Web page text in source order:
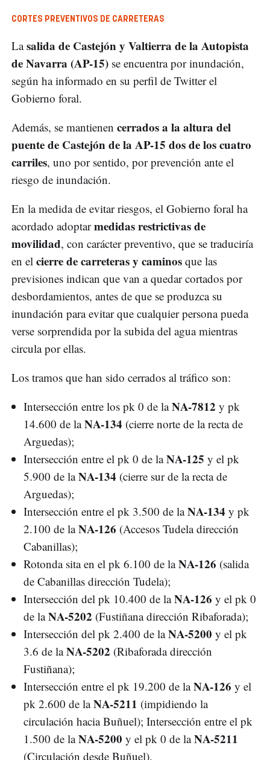
CORTES PREVENTIVOS DE CARRETERAS
Lasalida de Castejón y Valtierra de la Autopista
de Navarra (AP-15) se encuentra por inundación,
según ha informado en su perfil de Twitter el
Gobierno foral.
Además, se mantienen cerradosa la altura del
puente de Castejón de la AP-15 dos de los cuatro
carriles, uno por sentido, por prevención ante el
riesgo de inundación.
En la medida de evitar riesgos, el Gobierno foral ha
acordado adoptarmedidas restrictivas de
movilidad, con carácter preventivo, que se traduciría
en el cierre de carreteras y caminos que las
previsiones indican que van a quedar cortados por
desbordamientos, antes de que se produzca su
inundación para evitar que cualquier persona pueda
verse sorprendida por la subida del agua mientras
circula por ellas.
Los tramos que han sido cerrados al tráfico son:
Intersección entre los pk 0 de laNA-7812 y pk
14.600 de laNA-134 (cierre norte de la recta de
Arguedas);
Intersección entre el pk 0 de laNA-125 y el pk
5.900 de laNA-134 (cierre sur de la recta de
Arguedas);
Intersección entre el pk 3.500 de laNA-134 y pk
2.100 de laNA-126 (Accesos Tudela dirección
Cabanillas);
Rotonda sita en el pk 6.100 de laNA-126 (salida
de Cabanillas dirección Tudela);
Intersección del pk 10.400 de laNA-126 y el pk 0
de laNA-5202 (Fustiñana dirección Ribaforada);
Intersección del pk 2.400 de laNA-5200 y el pk
3.6 de laNA-5202 (Ribaforada dirección
Fustiñana);
Intersección entre el pk 19.200 de laNA-126 y el
pk 2.600 de laNA-5211 (impidiendo la
circulación hacia Buñuel); Intersección entre el pk
1.500 de laNA-5200 y el pk 0 de laNA-5211
(Circulación desde Buñuel).